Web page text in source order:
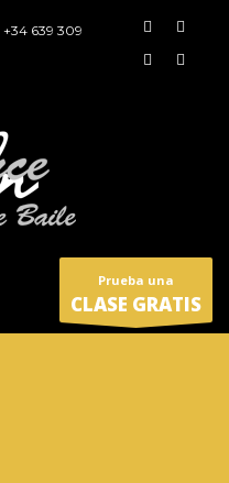
+34 639 309
Prueba una
CLASE GRATIS